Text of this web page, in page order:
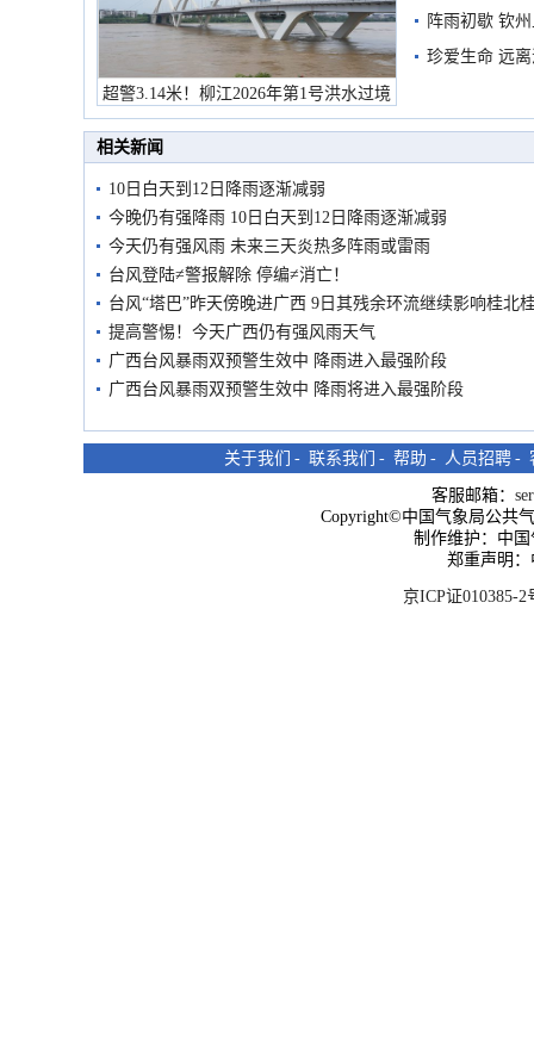
超警3.14米！柳江2026年第1号洪水过境
市民在堤岸见证汛况
阵雨初歇 钦
珍爱生命 远
相关新闻
10日白天到12日降雨逐渐减弱
今晚仍有强降雨 10日白天到12日降雨逐渐减弱
今天仍有强风雨 未来三天炎热多阵雨或雷雨
台风登陆≠警报解除 停编≠消亡！
台风“塔巴”昨天傍晚进广西 9日其残余环流继续影响桂北
提高警惕！今天广西仍有强风雨天气
广西台风暴雨双预警生效中 降雨进入最强阶段
广西台风暴雨双预警生效中 降雨将进入最强阶段
关于我们 - 联系我们 - 帮助 - 人员招聘 -
客服邮箱：
Copyright©中国气象局公共
制作维护：中
郑重声明
京ICP证010385-2